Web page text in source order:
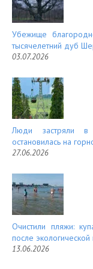
Убежище
тысячелетний дуб
03.07.2026
Люди застряли в
остановилась на
27.06.2026
Очистили пляжи:
после
13.06.2026